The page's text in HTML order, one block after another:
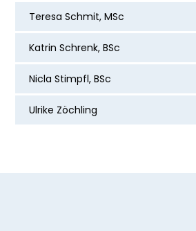
Teresa Schmit, MSc
Katrin Schrenk, BSc
Nicla Stimpfl, BSc
Ulrike Zöchling